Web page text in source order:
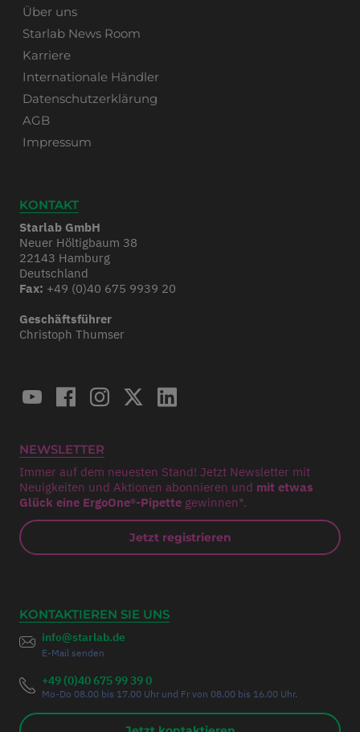
Über uns
Starlab News Room
Karriere
Internationale Händler
Datenschutzerklärung
AGB
Impressum
KONTAKT
Starlab GmbH
Neuer Höltigbaum 38
22143 Hamburg
Deutschland
Fax: +49 (0)40 675 9939 20
Geschäftsführer
Christoph Thumser
NEWSLETTER
Immer auf dem neuesten Stand! Jetzt Newsletter mit
Neuigkeiten und Aktionen abonnieren und mit etwas
Glück eine ErgoOne®-Pipette gewinnen*.
Jetzt registrieren
KONTAKTIEREN SIE UNS
info@starlab.de
E-Mail senden
+49 (0)40 675 99 39 0
Mo-Do 08.00 bis 17.00 Uhr und Fr von 08.00 bis 16.00 Uhr.